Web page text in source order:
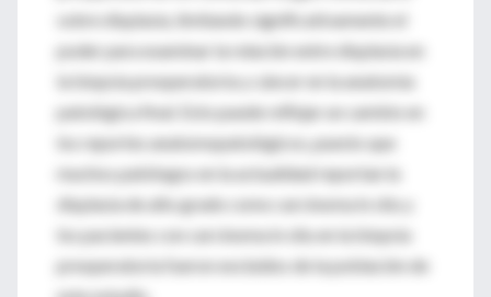
sobre displasia, limitando significativamente el
poder para examinar la relación entre displasia en
la biopsia preoperatoria y cáncer en la anatomía
patológica final. Esto puede reflejar un cambio en
los reportes anatomopatológicos, puesto que
muchos patólogos en la actualidad reportan la
displasia de alto grado como carcinoma in situ y
los pacientes con carcinoma in situ en la biopsia
preoperatoria fueron excluidos de la población de